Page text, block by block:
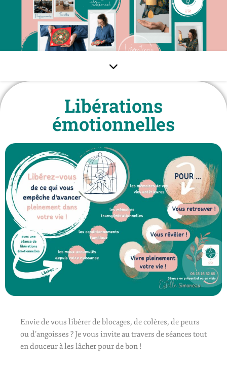
Libérations
émotionnelles
Envie de vous libérer de blocages, de colères, de peurs
ou d’angoisses ? Je vous invite au travers de séances tout
en douceur à les lâcher pour de bon !